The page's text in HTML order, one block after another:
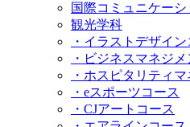
国際コミュニケー
観光学科
・イラストデザイン
・ビジネスマネジ
・ホスピタリティ
・eスポーツコース
・CJアートコース